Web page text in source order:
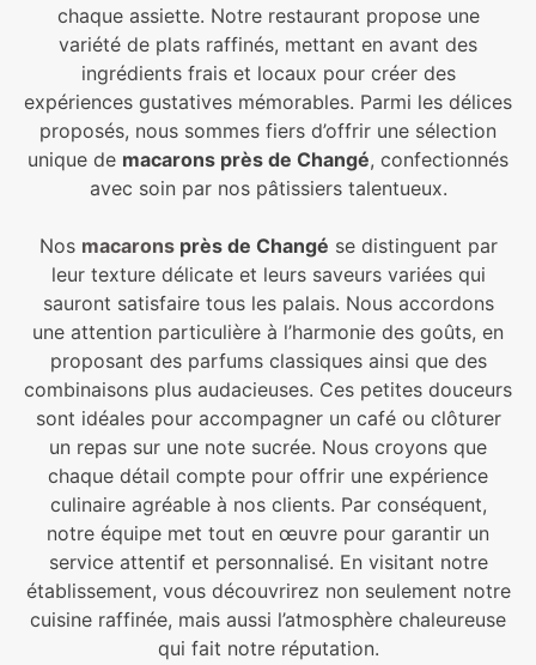
chaque assiette. Notre restaurant propose une
variété de plats raffinés, mettant en avant des
ingrédients frais et locaux pour créer des
expériences gustatives mémorables. Parmi les délices
proposés, nous sommes fiers d’offrir une sélection
unique de macarons près de Changé, confectionnés
avec soin par nos pâtissiers talentueux.
Nos macaronsprès de Changé se distinguent par
leur texture délicate et leurs saveurs variées qui
sauront satisfaire tous les palais. Nous accordons
une attention particulière à l’harmonie des goûts, en
proposant des parfums classiques ainsi que des
combinaisons plus audacieuses. Ces petites douceurs
sont idéales pour accompagner un café ou clôturer
un repas sur une note sucrée. Nous croyons que
chaque détail compte pour offrir une expérience
culinaire agréable à nos clients. Par conséquent,
notre équipe met tout en œuvre pour garantir un
service attentif et personnalisé. En visitant notre
établissement, vous découvrirez non seulement notre
cuisine raffinée, mais aussi l’atmosphère chaleureuse
qui fait notre réputation.